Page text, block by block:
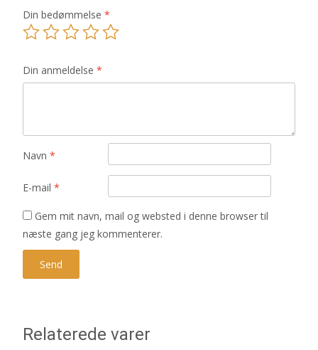
Din bedømmelse *
Din anmeldelse *
Navn *
E-mail *
Gem mit navn, mail og websted i denne browser til
næste gang jeg kommenterer.
Relaterede varer